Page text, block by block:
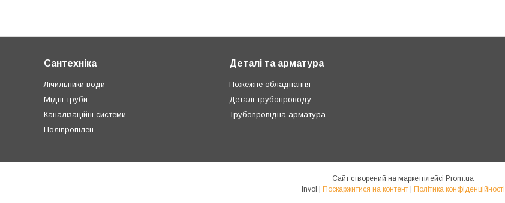
Сантехніка
Лічильники води
Мідні труби
Каналізаційні системи
Поліпропілен
Деталі та арматура
Пожежне обладнання
Деталі трубопроводу
Трубопровідна арматура
Сайт створений на маркетплейсі Prom.ua
Поскаржитися на контент Політика конфіденційності